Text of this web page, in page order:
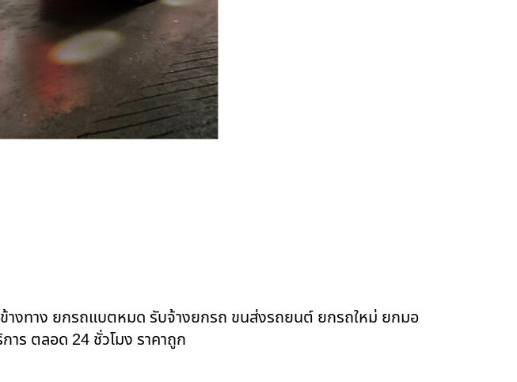
างทาง ยกรถแบตหมด รับจ้างยกรถ ขนส่งรถยนต์ ยกรถใหม่ ยกมอ
ร ตลอด 24 ชั่วโมง ราคาถูก